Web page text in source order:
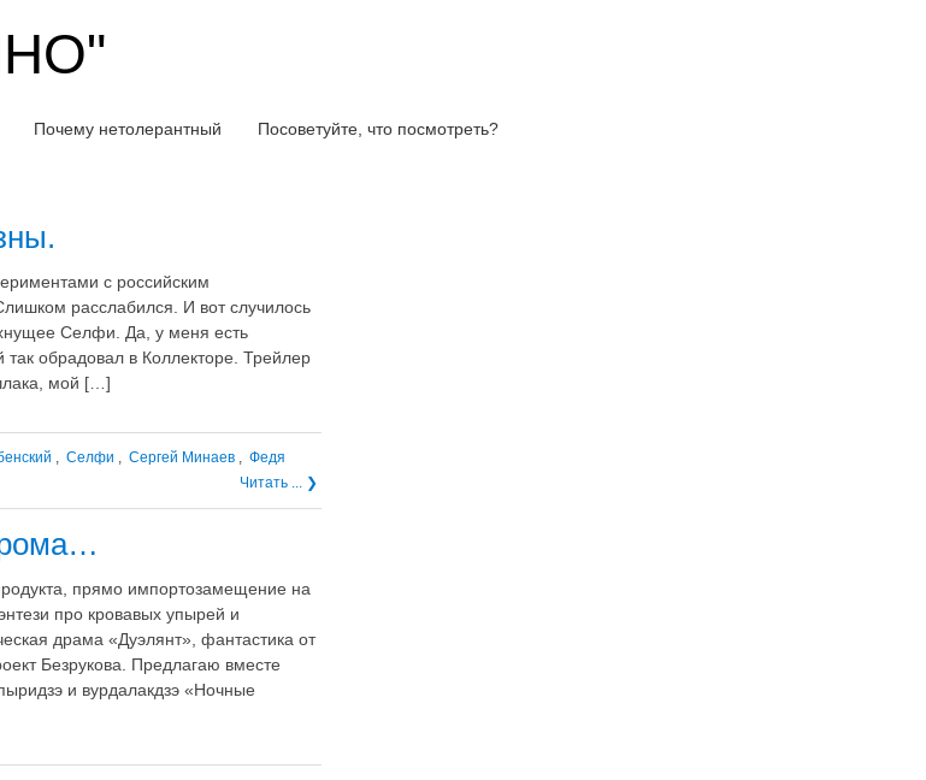
Почему нетолерантный Посоветуйте, что посмотреть?
с российским
расслабился. И вот случилось
Селфи. Да, у меня есть
обрадовал в Коллекторе. Трейлер
мой […]
, Селфи , Сергей Минаев , Федя
Читать ... ❯
прямо импортозамещение на
про кровавых упырей и
драма «Дуэлянт», фантастика от
Безрукова. Предлагаю вместе
и вурдалакдзэ «Ночные